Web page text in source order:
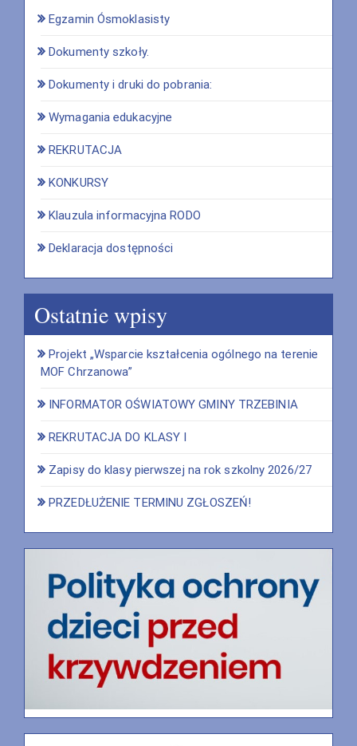
Egzamin Ósmoklasisty
Dokumenty szkoły.
Dokumenty i druki do pobrania:
Wymagania edukacyjne
REKRUTACJA
KONKURSY
Klauzula informacyjna RODO
Deklaracja dostępności
Ostatnie wpisy
Projekt „Wsparcie kształcenia ogólnego na terenie
MOF Chrzanowa”
INFORMATOR OŚWIATOWY GMINY TRZEBINIA
REKRUTACJA DO KLASY I
Zapisy do klasy pierwszej na rok szkolny 2026/27
PRZEDŁUŻENIE TERMINU ZGŁOSZEŃ!